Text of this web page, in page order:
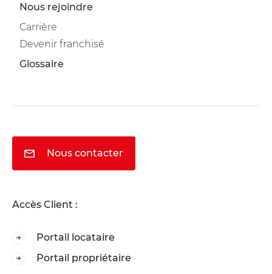
Nous rejoindre
Carrière
Devenir franchisé
Glossaire
Nous contacter
Accès Client :
Portail locataire
Portail propriétaire